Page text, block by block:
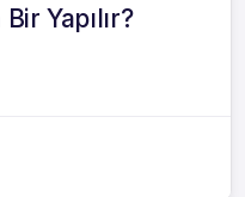
Yapılır?